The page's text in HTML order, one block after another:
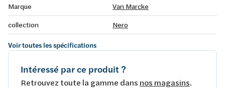
Marque
Van Marcke
collection
Nero
Voir toutes les spécifications
Intéressé par ce produit ?
Retrouvez toute la gamme dans nos magasins.